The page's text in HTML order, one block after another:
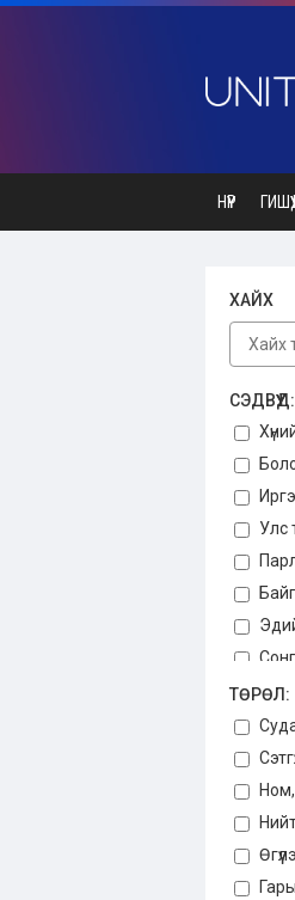
НҮҮР
ХАЙХ
СЭДВҮҮД:
Улс
ТӨРӨЛ:
Ном,